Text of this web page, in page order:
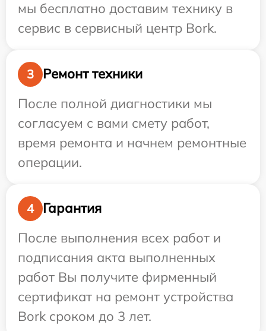
мы бесплатно доставим технику в
сервис в сервисный центр Bork.
3
Ремонт техники
После полной диагностики мы
согласуем с вами смету работ,
время ремонта и начнем ремонтные
операции.
4
Гарантия
После выполнения всех работ и
подписания акта выполненных
работ Вы получите фирменный
сертификат на ремонт устройства
Bork сроком до 3 лет.